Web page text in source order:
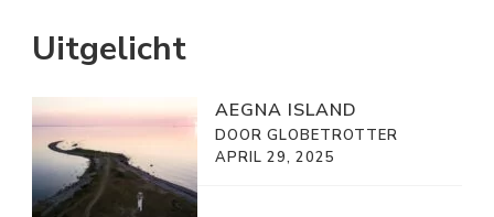
Uitgelicht
AEGNA ISLAND
DOOR GLOBETROTTER
APRIL 29, 2025